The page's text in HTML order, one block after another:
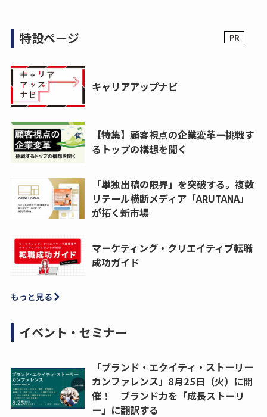
特設ページ
キャリアアップナビ
【特集】顧客視点の企業変革ー挑戦す
るトップの構想を聞く
「単独出稿の限界」を突破する。複数
リテール横断メディア「ARUTANA」
が拓く新市場
マーケティング・クリエイティブ転職
成功ガイド
もっと見る
イベント・セミナー
「ブランド・エクイティ・ストーリー
カンファレンス」8月25日（火）に開
催！ ブランド力を「成長ストーリ
ー」に翻訳する